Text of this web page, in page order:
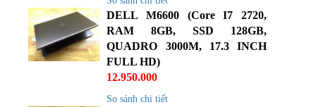
DELL M6600 (Core I7 2720,
RAM 8GB, SSD 128GB,
QUADRO 3000M, 17.3 INCH
FULL HD)
12.950.000
So sánh chi tiết